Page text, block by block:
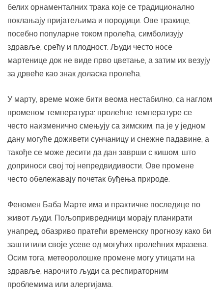
белих орнаменталних трака које се традиционално
поклањају пријатељима и породици. Ове тракице,
посебно популарне током пролећа, симболизују
здравље, срећу и плодност. Људи често носе
мартенице док не виде прво цветање, а затим их везују
за дрвеће као знак доласка пролећа.
У марту, време може бити веома нестабилно, са наглом
променом температура: пролећне температуре се
често наизменично смењују са зимским, па је у једном
дану могуће доживети сунчаницу и снежне падавине, а
такође се може десити да дан заврши с кишом, што
доприноси свој тој непредвидивости. Ове промене
често обележавају почетак буђења природе.
Феномен Баба Марте има и практичне последице по
живот људи. Пољопривредници морају планирати
унапред, обазриво пратећи временску прогнозу како би
заштитили своје усеве од могућих пролећних мразева.
Осим тога, метеоролошке промене могу утицати на
здравље, нарочито људи са респираторним
проблемима или алергијама.